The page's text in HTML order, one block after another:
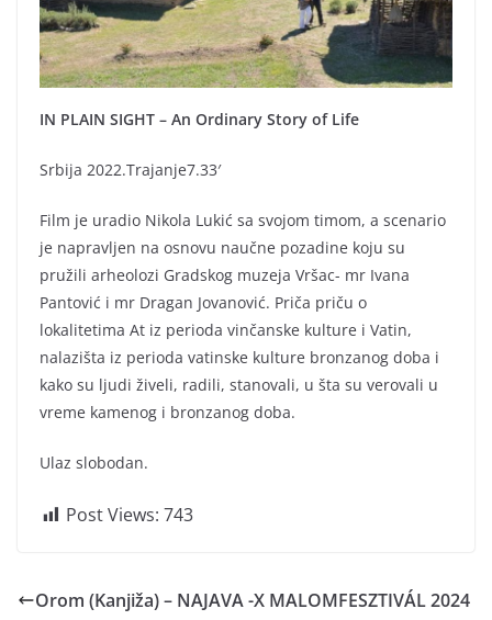
IN PLAIN SIGHT – An Ordinary Story of Life
Srbija 2022.Trajanje7.33′
Film je uradio Nikola Lukić sa svojom timom, a scenario
je napravljen na osnovu naučne pozadine koju su
pružili arheolozi Gradskog muzeja Vršac- mr Ivana
Pantović i mr Dragan Jovanović. Priča priču o
lokalitetima At iz perioda vinčanske kulture i Vatin,
nalazišta iz perioda vatinske kulture bronzanog doba i
kako su ljudi živeli, radili, stanovali, u šta su verovali u
vreme kamenog i bronzanog doba.
Ulaz slobodan.
Post Views: 743
Orom (Kanjiža) – NAJAVA -X MALOMFESZTIVÁL 2024